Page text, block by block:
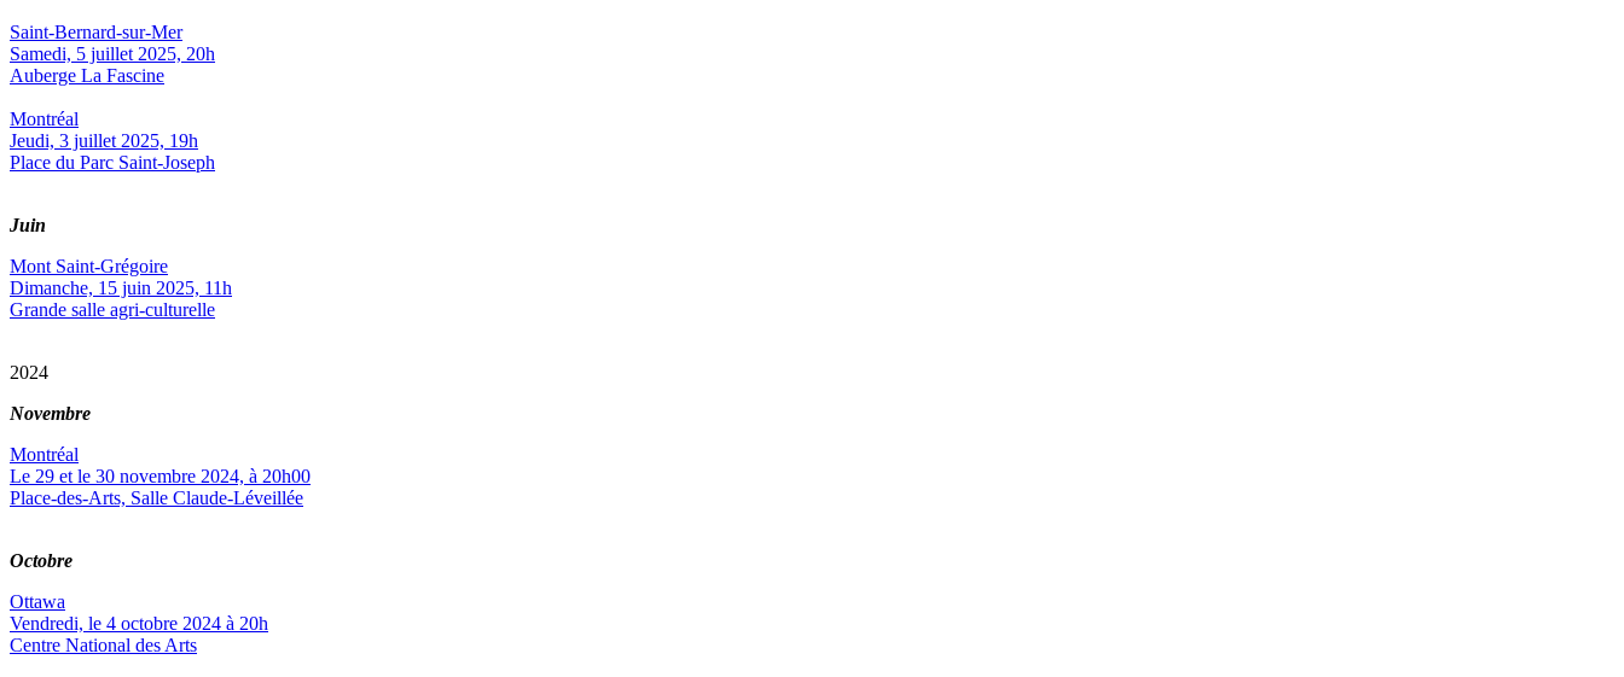
Saint-Bernard-sur-Mer
Samedi, 5 juillet 2025, 20h
Auberge La Fascine
Montréal
Jeudi, 3 juillet 2025, 19h
Place du Parc Saint-Joseph
Juin
Mont Saint-Grégoire
Dimanche, 15 juin 2025, 11h
Grande salle agri-culturelle
2024
Novembre
Montréal
Le 29 et le 30 novembre 2024, à 20h00
Place-des-Arts, Salle Claude-Léveillée
Octobre
Ottawa
Vendredi, le 4 octobre 2024 à 20h
Centre National des Arts